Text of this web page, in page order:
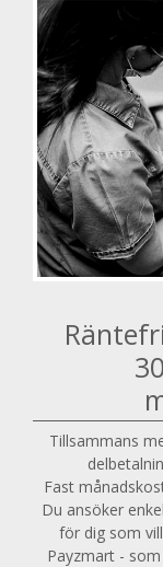
Tillsammans
Fast
Du ansöker
för dig som
Payzmart -